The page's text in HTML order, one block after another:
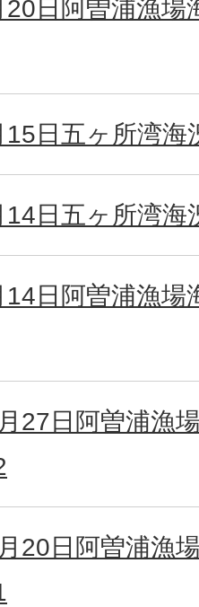
日阿曽浦漁場
日五ヶ所湾海
日五ヶ所湾海
日阿曽浦漁場
27日阿曽浦漁
20日阿曽浦漁